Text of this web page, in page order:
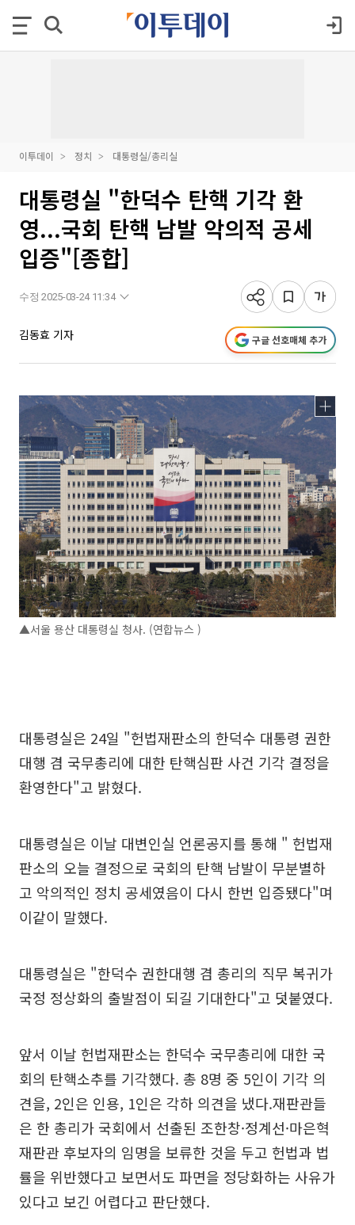
이투데이 정치 대통령실/총리실
대통령실 "한덕수 탄핵 기각 환
영...국회 탄핵 남발 악의적 공세
입증"[종합]
수정 2025-03-24 11:34
김동효 기자 구글 선호매체 추가
▲서울 용산 대통령실 청사. (연합뉴스 )
대통령실은 24일 "헌법재판소의 한덕수 대통령 권한
대행 겸 국무총리에 대한 탄핵심판 사건 기각 결정을
환영한다"고 밝혔다.
대통령실은 이날 대변인실 언론공지를 통해 " 헌법재
판소의 오늘 결정으로 국회의 탄핵 남발이 무분별하
고 악의적인 정치 공세였음이 다시 한번 입증됐다"며
이같이 말했다.
대통령실은 "한덕수 권한대행 겸 총리의 직무 복귀가
국정 정상화의 출발점이 되길 기대한다"고 덧붙였다.
앞서 이날 헌법재판소는 한덕수 국무총리에 대한 국
회의 탄핵소추를 기각했다. 총 8명 중 5인이 기각 의
견을, 2인은 인용, 1인은 각하 의견을 냈다.재판관들
은 한 총리가 국회에서 선출된 조한창·정계선·마은혁
재판관 후보자의 임명을 보류한 것을 두고 헌법과 법
률을 위반했다고 보면서도 파면을 정당화하는 사유가
있다고 보긴 어렵다고 판단했다.